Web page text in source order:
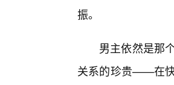
振。
男主依然是那
关系的珍贵——在快